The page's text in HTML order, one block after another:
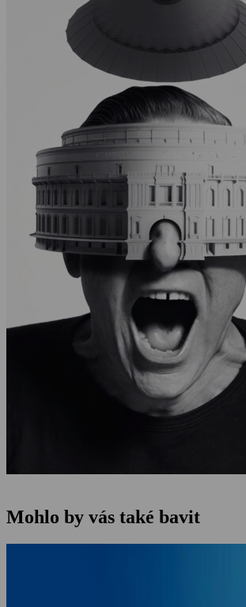
Mohlo by vás také bavit